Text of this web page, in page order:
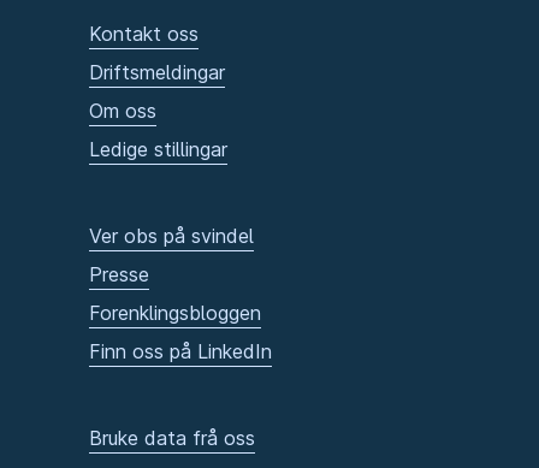
Kontakt oss
Driftsmeldingar
Om oss
Ledige stillingar
Ver obs på svindel
Presse
Forenklingsbloggen
Finn oss på LinkedIn
Bruke data frå oss